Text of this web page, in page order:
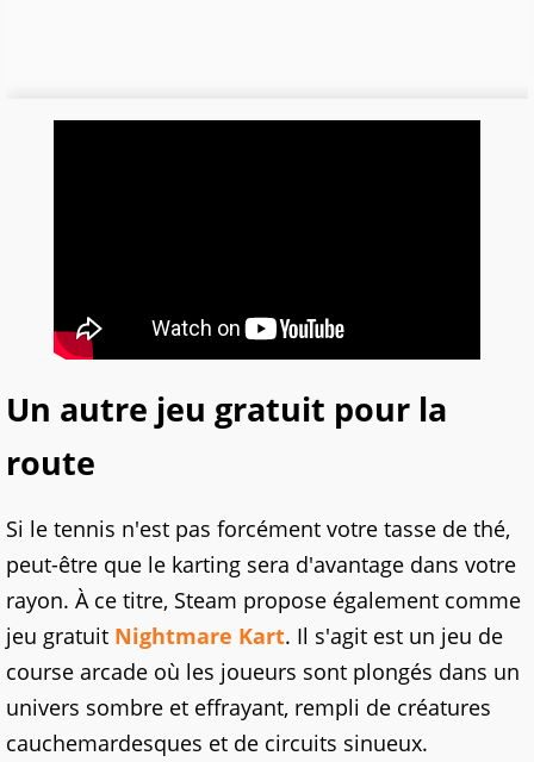
Un autre jeu gratuit pour la
route
Si le tennis n'est pas forcément votre tasse de thé,
peut-être que le karting sera d'avantage dans votre
rayon. À ce titre, Steam propose également comme
jeu gratuit Nightmare Kart. Il s'agit est un jeu de
course arcade où les joueurs sont plongés dans un
univers sombre et effrayant, rempli de créatures
cauchemardesques et de circuits sinueux.